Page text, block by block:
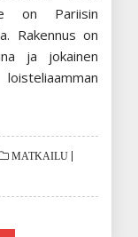
on Pariisin
Rakennus on
ja jokainen
MATKAILU